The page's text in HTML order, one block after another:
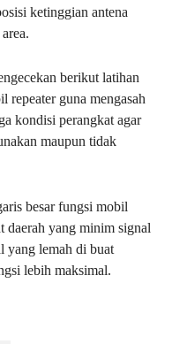
ketinggian antena
berikut latihan
repeater guna mengasah
kondisi perangkat agar
maupun tidak
besar fungsi mobil
daerah yang minim signal
yang lemah di buat
lebih maksimal.